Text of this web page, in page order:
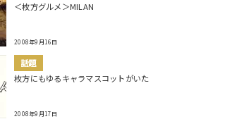
＜枚方グルメ＞MILAN
2008年9月16日
話題
枚方にもゆるキャラマスコットがいた
2008年9月17日